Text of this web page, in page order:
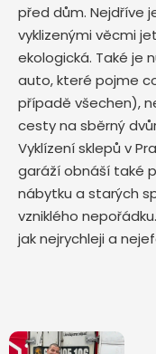
před dům. Nejdříve
vyklizenými věcmi
ekologická. Také je
auto, které pojme
případě všechen),
cesty na sběrný
Vyklízení sklepů v
garáží obnáší také
nábytku a starých
vzniklého
jak nejrychleji a